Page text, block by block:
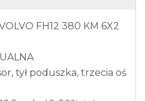
FH12 380 KM 6X2
tył poduszka, trzecia oś